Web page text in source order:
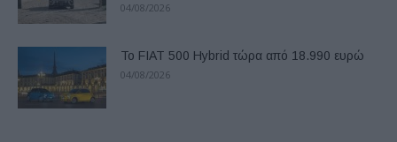
04/08/2026
Το FIAT 500 Hybrid τώρα από 18.990 ευρώ
04/08/2026